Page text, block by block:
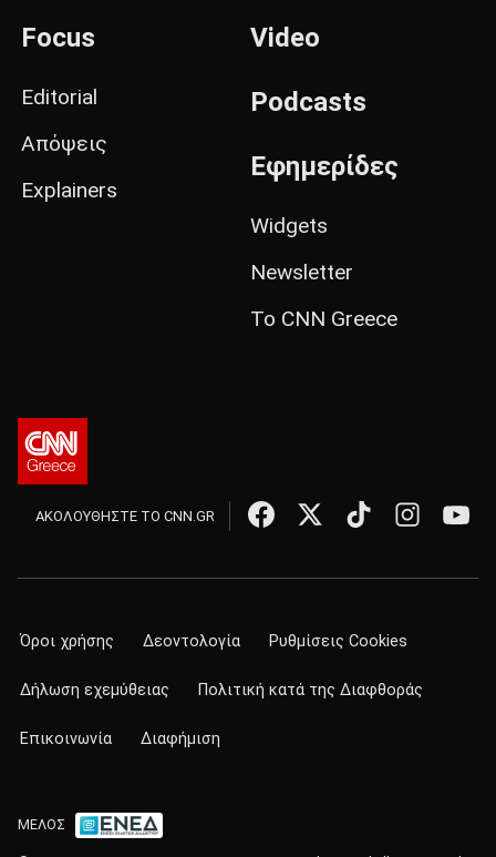
Focus
Editorial
Απόψεις
Explainers
Video
Podcasts
Εφημερίδες
Widgets
Newsletter
Το CNN Greece
ΑΚΟΛΟΥΘΗΣΤΕ ΤΟ CNN.GR
Όροι χρήσης Δεοντολογία Ρυθμίσεις Cookies
Δήλωση εχεμύθειας Πολιτική κατά της Διαφθοράς
Επικοινωνία Διαφήμιση
ΜΕΛΟΣ